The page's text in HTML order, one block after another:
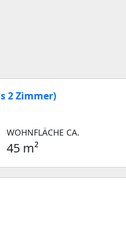
2 Zimmer)
WOHNFLÄCHE CA.
45 m²